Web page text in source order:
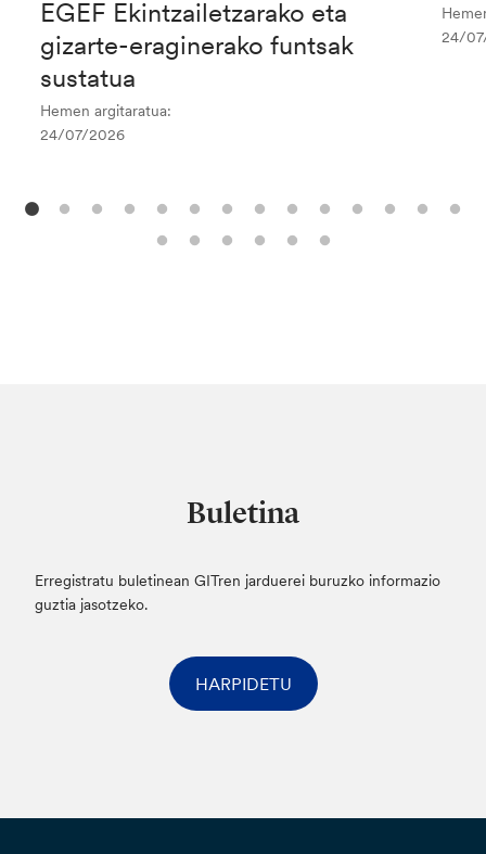
EGEF Ekintzailetzarako eta
gizarte-eraginerako funtsak
sustatua
Hemen argitaratua:
24/07/2026
24/
Buletina
Erregistratu buletinean GITren jarduerei buruzko informazio
guztia jasotzeko.
HARPIDETU